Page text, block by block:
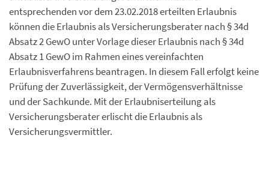
entsprechenden vor dem 23.02.2018 erteilten Erlaubnis
können die Erlaubnis als Versicherungsberater nach § 34d
Absatz 2 GewO unter Vorlage dieser Erlaubnis nach § 34d
Absatz 1 GewO im Rahmen eines vereinfachten
Erlaubnisverfahrens beantragen. In diesem Fall erfolgt keine
Prüfung der Zuverlässigkeit, der Vermögensverhältnisse
und der Sachkunde. Mit der Erlaubniserteilung als
Versicherungsberater erlischt die Erlaubnis als
Versicherungsvermittler.